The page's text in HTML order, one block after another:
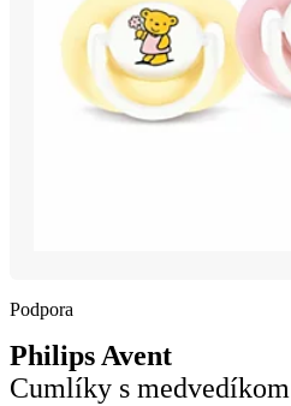
Podpora
Philips Avent
Cumlíky s medvedíkom